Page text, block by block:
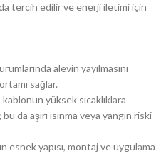
tercih edilir ve enerji iletimi için
alevin yayılmasını
sağlar.
kablonun yüksek sıcaklıklara
da aşırı ısınma veya yangın riski
esnek yapısı, montaj ve uygulama